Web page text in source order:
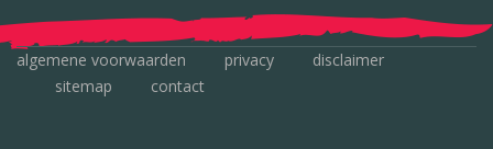
algemene voorwaarden privacy
disclaimer
sitemap
contact